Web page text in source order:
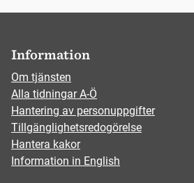
Information
Om tjänsten
Alla tidningar A-Ö
Hantering av personuppgifter
Tillgänglighetsredogörelse
Hantera kakor
Information in English